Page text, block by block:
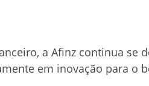
a Afinz continua se
em inovação para o